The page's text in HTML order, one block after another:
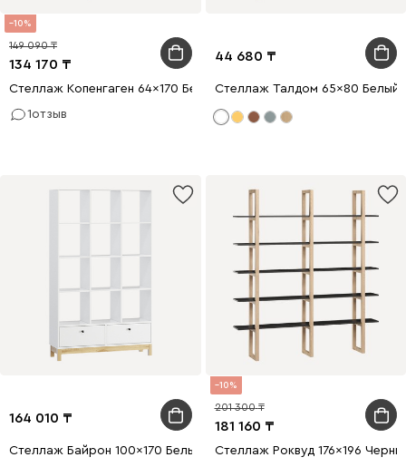
10
134 170
149 090
Стеллаж Копенгаген 64x170 Белый
1отзыв
44 680
Стеллаж Талдом 65x80 Белый
164 010
Стеллаж Байрон 100x170 Белый
10
181 160
201 300
Стеллаж Роквуд 176x196